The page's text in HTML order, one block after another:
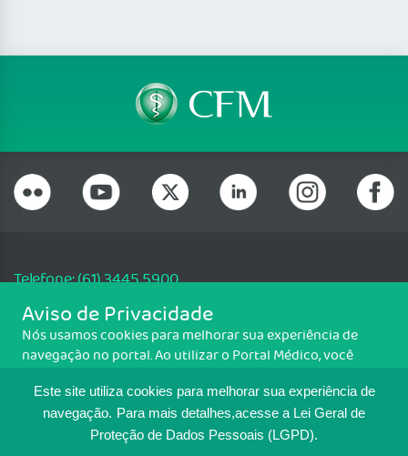
Este site utiliza cookies para melhorar sua experiência de
navegação. Para mais detalhes,acesse a Lei Geral de
Proteção de Dados Pessoais (LGPD).
Telefone: (61) 3445 5900
Email: cfm@portalmedico.org.br
SGAS 616, Conjunto D, Lote 115, L2 Sul, Brasília/DF - CEP: 70200-760 -
CNPJ: 33.583.550/0001-30
MAPA DO SITE
Aviso de Privacidade
Nós usamos cookies para melhorar sua experiência de
navegação no portal. Ao utilizar o Portal Médico, você
Para ter mais informações sobre como isso é feito, acesse
Política de cookies. Se você concorda, clique em ACEITO.